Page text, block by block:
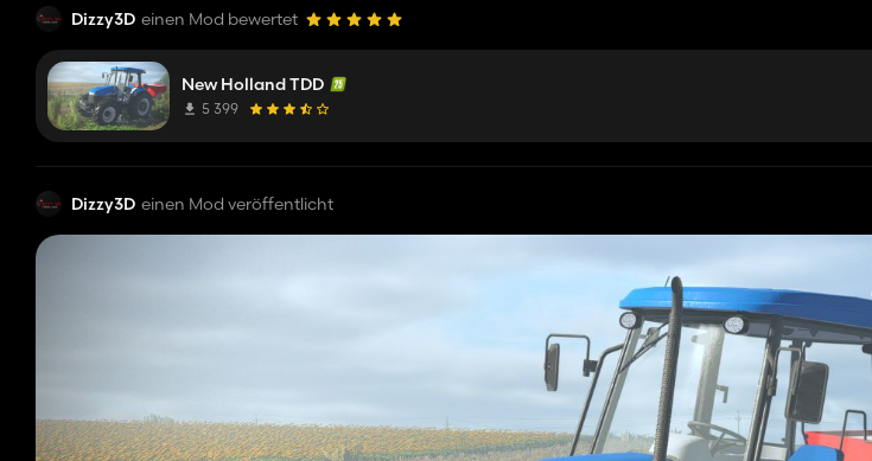
Dizzy3D einen Mod bewertet
New Holland TDD
5 399
Dizzy3D einen Mod veröffentlicht